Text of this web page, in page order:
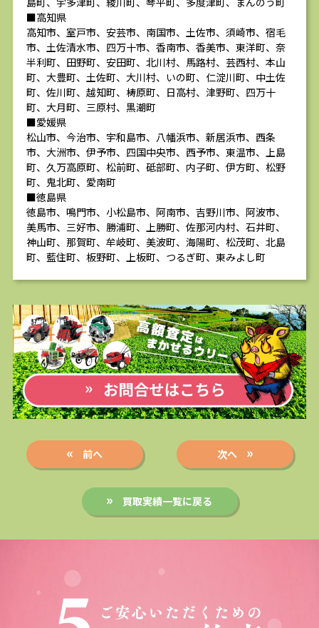
■高知県
高知市、室戸市、安芸市、南国市、土佐市、須崎市、宿毛
市、土佐清水市、四万十市、香南市、香美市、東洋町、奈
半利町、田野町、安田町、北川村、馬路村、芸西村、本山
町、大豊町、土佐町、大川村、いの町、仁淀川町、中土佐
町、佐川町、越知町、梼原町、日高村、津野町、四万十
町、大月町、三原村、黒潮町
■愛媛県
松山市、今治市、宇和島市、八幡浜市、新居浜市、西条
市、大洲市、伊予市、四国中央市、西予市、東温市、上島
町、久万高原町、松前町、砥部町、内子町、伊方町、松野
町、鬼北町、愛南町
■徳島県
徳島市、鳴門市、小松島市、阿南市、吉野川市、阿波市、
美馬市、三好市、勝浦町、上勝町、佐那河内村、石井町、
神山町、那賀町、牟岐町、美波町、海陽町、松茂町、北島
町、藍住町、板野町、上板町、つるぎ町、東みよし町
前へ 次へ
買取実績一覧に戻る